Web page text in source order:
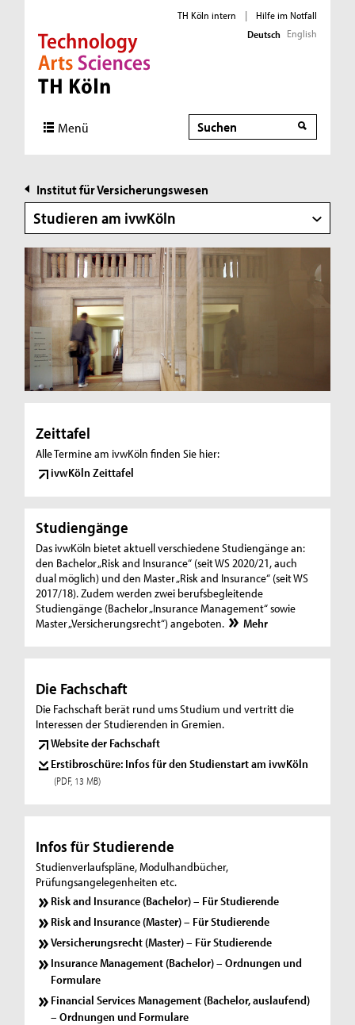
Direkt zur Hauptnavigation
Direkt zur Subnavigation
Direkt zum Inhalt
Direkt zum Fußbereich
TH Köln intern |
Hilfe im Notfall
Deutsch English
Menü Suche
Suche
Institut für Versicherungswesen
Studieren am ivwKöln
u
n
w
n
Zeittafel
Alle Termine am ivwKöln finden Sie hier:
ivwKöln Zeittafel
Studiengänge
Das ivwKöln bietet aktuell verschiedene Studiengänge an:
den Bachelor „Risk and Insurance“ (seit WS 2020/21, auch
dual möglich) und den Master „Risk and Insurance“ (seit WS
2017/18). Zudem werden zwei berufsbegleitende
Studiengänge (Bachelor „Insurance Management“ sowie
Master „Versicherungsrecht“) angeboten.
Mehr
Die Fachschaft
Die Fachschaft berät rund ums Studium und vertritt die
Interessen der Studierenden in Gremien.
Website der Fachschaft
Erstibroschüre: Infos für den Studienstart am ivwKöln
(PDF, 13 MB)
Infos für Studierende
Studienverlaufspläne, Modulhandbücher,
Prüfungsangelegenheiten etc.
Risk and Insurance (Bachelor) – Für Studierende
Risk and Insurance (Master) – Für Studierende
Versicherungsrecht (Master) – Für Studierende
Insurance Management (Bachelor) – Ordnungen und
Formulare
Financial Services Management (Bachelor, auslaufend)
– Ordnungen und Formulare